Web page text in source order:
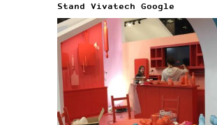
Stand Vivatech Google